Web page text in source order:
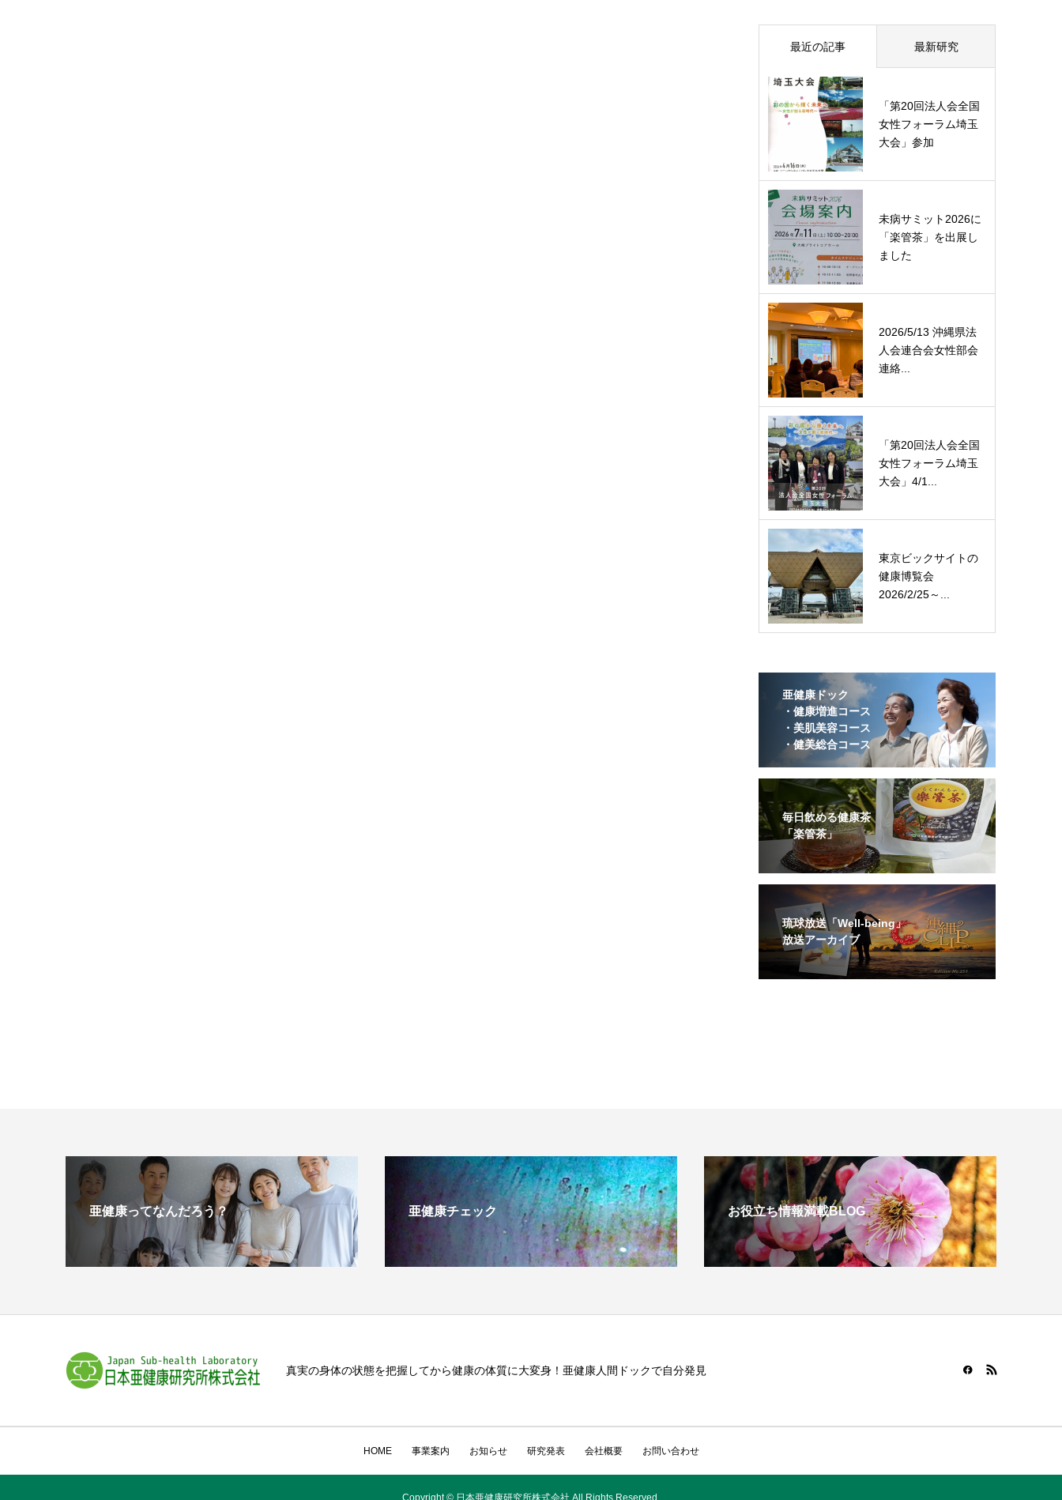
最近の記事 最新研究
「第20回法人会全国
女性フォーラム埼玉
大会」参加
未病サミット2026に
「楽管茶」を出展し
ました
2026/5/13 沖縄県法
人会連合会女性部会
連絡...
「第20回法人会全国
女性フォーラム埼玉
大会」4/1...
東京ビックサイトの
健康博覧会
2026/2/25～...
亜健康ドック
・健康増進コース
・美肌美容コース
・健美総合コース
毎日飲める健康茶
「楽管茶」
琉球放送「Well-being」
放送アーカイブ
亜健康ってなんだろう？ 亜健康チェック お役立ち情報満載BLOG
真実の身体の状態を把握してから健康の体質に大変身！亜健康人間ドックで自分発見
HOME 事業案内 お知らせ 研究発表 会社概要 お問い合わせ